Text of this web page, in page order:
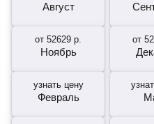
Август
от52629 р.
Ноябрь
от
узнать цену
Февраль